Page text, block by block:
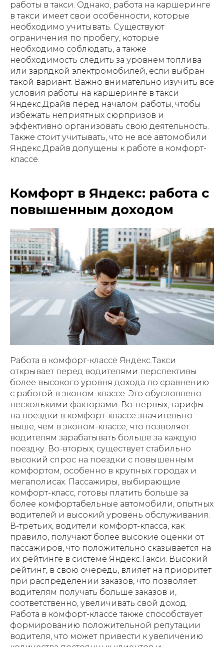
работы в такси. Однако, работа на каршеринге
в такси имеет свои особенности, которые
необходимо учитывать. Существуют
ограничения по пробегу, которые
необходимо соблюдать, а также
необходимость следить за уровнем топлива
или зарядкой электромобилей, если выбран
такой вариант. Важно внимательно изучить все
условия работы на каршеринге в такси
Яндекс.Драйв перед началом работы, чтобы
избежать неприятных сюрпризов и
эффективно организовать свою деятельность.
Также стоит учитывать, что не все автомобили
Яндекс.Драйв допущены к работе в комфорт-
классе.
Комфорт в Яндекс: работа с
повышенным доходом
Работа в комфорт-классе Яндекс.Такси
открывает перед водителями перспективы
более высокого уровня дохода по сравнению
с работой в эконом-классе. Это обусловлено
несколькими факторами. Во-первых, тарифы
на поездки в комфорт-классе значительно
выше, чем в эконом-классе, что позволяет
водителям зарабатывать больше за каждую
поездку. Во-вторых, существует стабильно
высокий спрос на поездки с повышенным
комфортом, особенно в крупных городах и
мегаполисах. Пассажиры, выбирающие
комфорт-класс, готовы платить больше за
более комфортабельные автомобили, опытных
водителей и высокий уровень обслуживания.
В-третьих, водители комфорт-класса, как
правило, получают более высокие оценки от
пассажиров, что положительно сказывается на
их рейтинге в системе Яндекс.Такси. Высокий
рейтинг, в свою очередь, влияет на приоритет
при распределении заказов, что позволяет
водителям получать больше заказов и,
соответственно, увеличивать свой доход.
Работа в комфорт-классе также способствует
формированию положительной репутации
водителя, что может привести к увеличению